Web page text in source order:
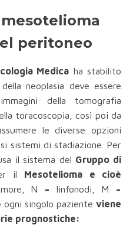
peritoneo
Medica ha stabilito
neoplasia deve essere
della tomografia
toracoscopia, così poi da
le diverse opzioni
sistemi di stadiazione. Per
il sistema del Gruppo di
il Mesotelioma e cioè
N = linfonodi, M =
singolo paziente viene
prognostiche: